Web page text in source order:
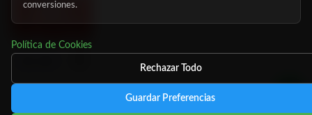
conversiones.
Política de Cookies
Rechazar Todo
Guardar Preferencias